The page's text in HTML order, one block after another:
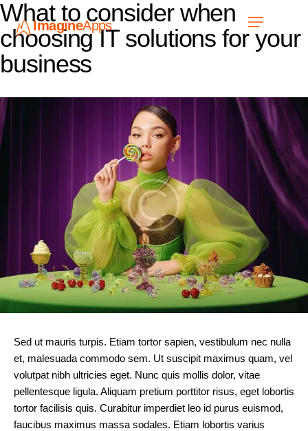
ImagineApps
What to consider when
choosing IT solutions for your
business
Sed ut mauris turpis. Etiam tortor sapien, vestibulum nec nulla
et, malesuada commodo sem. Ut suscipit maximus quam, vel
volutpat nibh ultricies eget. Nunc quis mollis dolor, vitae
pellentesque ligula. Aliquam pretium porttitor risus, eget lobortis
tortor facilisis quis. Curabitur imperdiet leo id purus euismod,
faucibus maximus massa sodales. Etiam lobortis varius